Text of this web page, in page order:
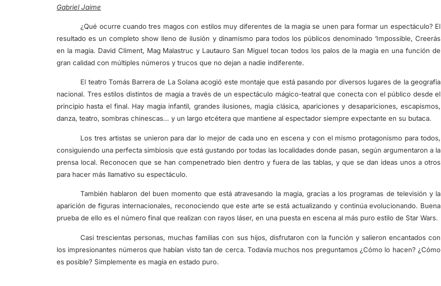
Gabriel Jaime
¿Qué ocurre cuando tres magos con estilos muy diferentes de la magia se unen para formar un espectáculo? El
resultado es un completo show lleno de ilusión y dinamismo para todos los públicos denominado ‘Impossible, Creerás
en la magia. David Climent, Mag Malastruc y Lautauro San Miguel tocan todos los palos de la magia en una función de
gran calidad con múltiples números y trucos que no dejan a nadie indiferente.
El teatro Tomás Barrera de La Solana acogió este montaje que está pasando por diversos lugares de la geografía
nacional. Tres estilos distintos de magia a través de un espectáculo mágico-teatral que conecta con el público desde el
principio hasta el final. Hay magia infantil, grandes ilusiones, magia clásica, apariciones y desapariciones, escapismos,
danza, teatro, sombras chinescas… y un largo etcétera que mantiene al espectador siempre expectante en su butaca.
Los tres artistas se unieron para dar lo mejor de cada uno en escena y con el mismo protagonismo para todos,
consiguiendo una perfecta simbiosis que está gustando por todas las localidades donde pasan, según argumentaron a la
prensa local. Reconocen que se han compenetrado bien dentro y fuera de las tablas, y que se dan ideas unos a otros
para hacer más llamativo su espectáculo.
También hablaron del buen momento que está atravesando la magia, gracias a los programas de televisión y la
aparición de figuras internacionales, reconociendo que este arte se está actualizando y continúa evolucionando. Buena
prueba de ello es el número final que realizan con rayos láser, en una puesta en escena al más puro estilo de Star Wars.
Casi trescientas personas, muchas familias con sus hijos, disfrutaron con la función y salieron encantados con
los impresionantes números que habían visto tan de cerca. Todavía muchos nos preguntamos ¿Cómo lo hacen? ¿Cómo
es posible? Simplemente es magia en estado puro.